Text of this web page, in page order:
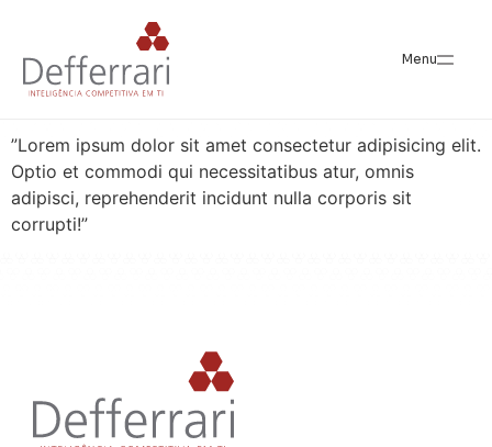
Menu
Carlos Antunes da
Silva
”Lorem ipsum dolor sit amet consectetur adipisicing elit.
Optio et commodi qui necessitatibus atur, omnis
adipisci, reprehenderit incidunt nulla corporis sit
corrupti!”